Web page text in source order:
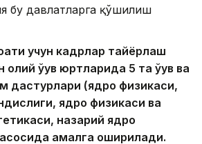
бу давлатларга қўшилиш
учун кадрлар тайёрлаш
олий ўқув юртларида 5 та ўқув ва
дастурлари (ядро физикаси,
ядро физикаси ва
назарий ядро
амалга оширилади.